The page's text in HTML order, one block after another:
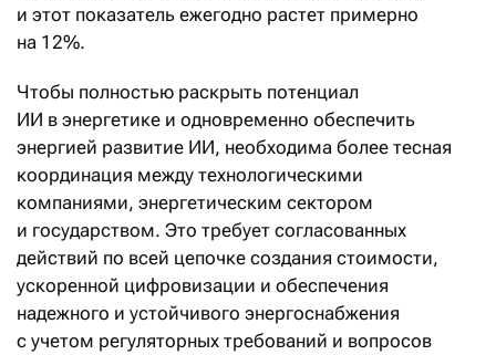
и этот показатель ежегодно растет примерно
на 12%.
Чтобы полностью раскрыть потенциал
ИИ в энергетике и одновременно обеспечить
энергией развитие ИИ, необходима более тесная
координация между технологическими
компаниями, энергетическим сектором
и государством. Это требует согласованных
действий по всей цепочке создания стоимости,
ускоренной цифровизации и обеспечения
надежного и устойчивого энергоснабжения
с учетом регуляторных требований и вопросов